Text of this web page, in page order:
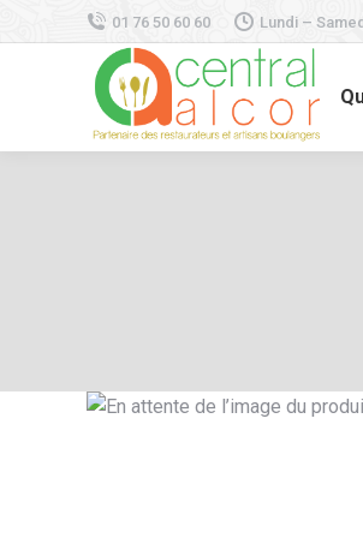
01 76 50 60 60 Lundi –